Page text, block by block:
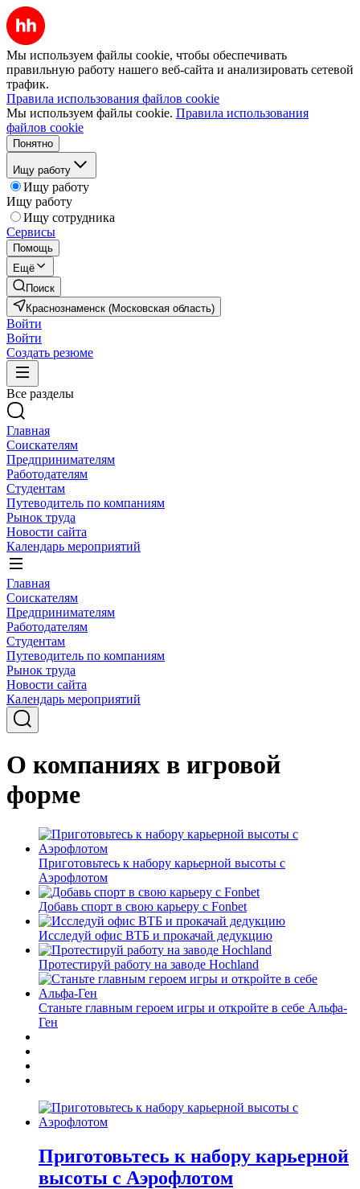
Мы используем файлы cookie, чтобы обеспечивать
правильную работу нашего веб-сайта и анализировать сетевой
трафик.
Правила использования файлов cookie
Мы используем файлы cookie. Правила использования
файлов cookie
Понятно
Ищу работу
Ищу работу
Ищу работу
Ищу сотрудника
Сервисы
Помощь
Ещё
Поиск
Краснознаменск (Московская область)
Войти
Войти
Создать резюме
Все разделы
Главная
Соискателям
Предпринимателям
Работодателям
Студентам
Путеводитель по компаниям
Рынок труда
Новости сайта
Календарь мероприятий
Главная
Соискателям
Предпринимателям
Работодателям
Студентам
Путеводитель по компаниям
Рынок труда
Новости сайта
Календарь мероприятий
О компаниях в игровой
форме
Приготовьтесь к набору карьерной высоты с
Аэрофлотом
Добавь спорт в свою карьеру с Fonbet
Исследуй офис ВТБ и прокачай дедукцию
Протестируй работу на заводе Hochland
Станьте главным героем игры и откройте в себе Альфа-
Ген
Приготовьтесь к набору карьерной
высоты с Аэрофлотом